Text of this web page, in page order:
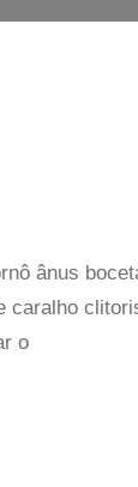
ânus
caralho
o